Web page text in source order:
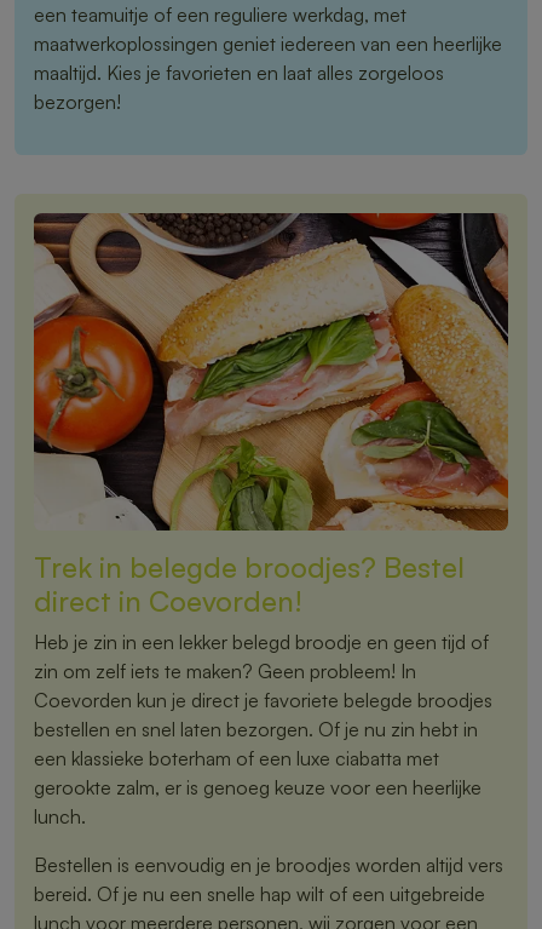
een teamuitje of een reguliere werkdag, met
maatwerkoplossingen geniet iedereen van een heerlijke
maaltijd. Kies je favorieten en laat alles zorgeloos
bezorgen!
Trek in belegde broodjes? Bestel
direct in Coevorden!
Heb je zin in een lekker belegd broodje en geen tijd of
zin om zelf iets te maken? Geen probleem! In
Coevorden kun je direct je favoriete belegde broodjes
bestellen en snel laten bezorgen. Of je nu zin hebt in
een klassieke boterham of een luxe ciabatta met
gerookte zalm, er is genoeg keuze voor een heerlijke
lunch.
Bestellen is eenvoudig en je broodjes worden altijd vers
bereid. Of je nu een snelle hap wilt of een uitgebreide
lunch voor meerdere personen, wij zorgen voor een